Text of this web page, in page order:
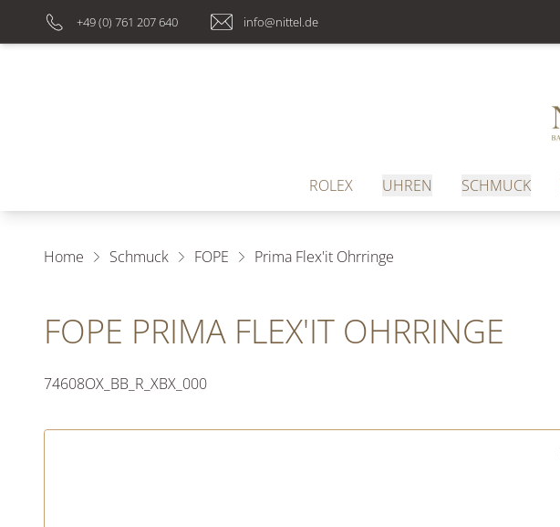
+49 (0) 761 207 640 info@nittel.de
ROLEX UHREN SCHMUCK
Home Schmuck FOPE Prima Flex'it Ohrringe
FOPE PRIMA FLEX'IT OHRRINGE
74608OX_BB_R_XBX_000